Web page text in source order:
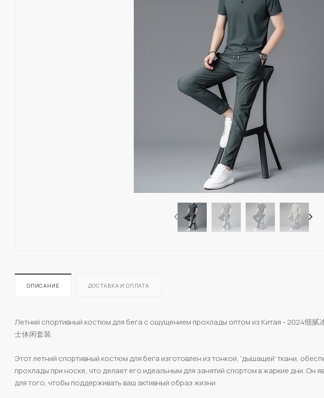
ОПИСАНИЕ ДОСТАВКА И ОПЛАТА
Летний спортивный костюм для бега с ощущением прохлады оптом из Китая - 2024细腻
士休闲套装.
Этот летний спортивный костюм для бега изготовлен из тонкой, 'дышащей' ткани,
прохлады при носке, что делает его идеальным для занятий спортом в жаркие дни. Он
для того, чтобы поддерживать ваш активный образ жизни.